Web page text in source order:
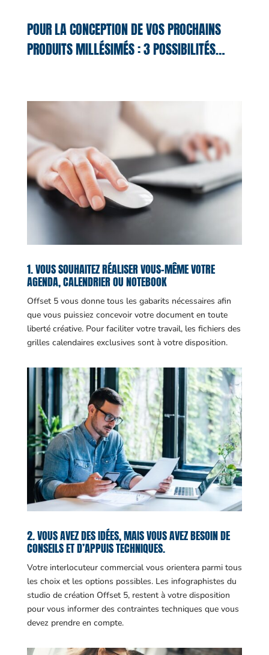
POUR LA CONCEPTION DE VOS PROCHAINS
PRODUITS MILLÉSIMÉS : 3 POSSIBILITÉS…
1. VOUS SOUHAITEZ RÉALISER VOUS-MÊME VOTRE
AGENDA, CALENDRIER OU NOTEBOOK
Offset 5 vous donne tous les gabarits nécessaires afin
que vous puissiez concevoir votre document en toute
liberté créative. Pour faciliter votre travail, les fichiers des
grilles calendaires exclusives sont à votre disposition.
2. VOUS AVEZ DES IDÉES, MAIS VOUS AVEZ BESOIN DE
CONSEILS ET D’APPUIS TECHNIQUES.
Votre interlocuteur commercial vous orientera parmi tous
les choix et les options possibles. Les infographistes du
studio de création Offset 5, restent à votre disposition
pour vous informer des contraintes techniques que vous
devez prendre en compte.